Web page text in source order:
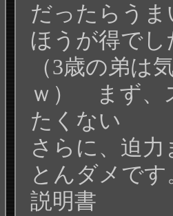
だったらう
ほうが得でし
（3歳の弟は
ｗ） まず、
たくない
さらに、迫
とんダメで
説明書